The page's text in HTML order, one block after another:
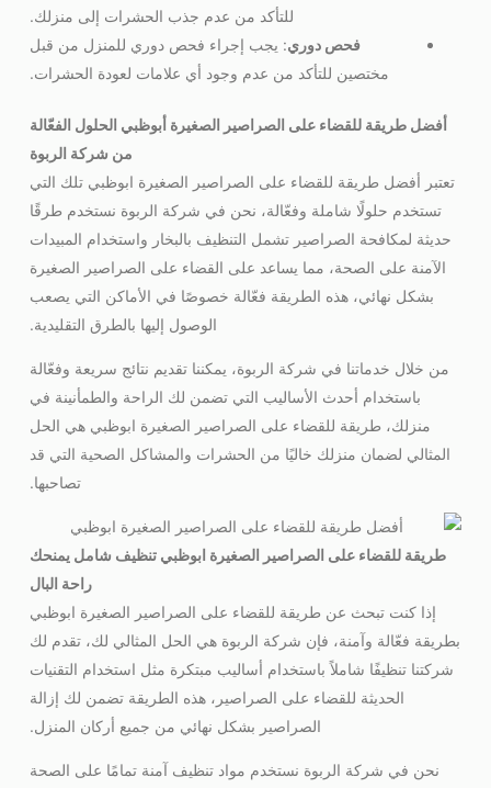
للتأكد من عدم جذب الحشرات إلى منزلك.
فحص دوري: يجب إجراء فحص دوري للمنزل من قبل
مختصين للتأكد من عدم وجود أي علامات لعودة الحشرات.
أفضل طريقة للقضاء على الصراصير الصغيرة أبوظبي الحلول الفعّالة
من شركة الربوة
تعتبر أفضل طريقة للقضاء على الصراصير الصغيرة ابوظبي تلك التي
تستخدم حلولًا شاملة وفعّالة، نحن في شركة الربوة نستخدم طرقًا
حديثة لمكافحة الصراصير تشمل التنظيف بالبخار واستخدام المبيدات
الآمنة على الصحة، مما يساعد على القضاء على الصراصير الصغيرة
بشكل نهائي، هذه الطريقة فعّالة خصوصًا في الأماكن التي يصعب
الوصول إليها بالطرق التقليدية.
من خلال خدماتنا في شركة الربوة، يمكننا تقديم نتائج سريعة وفعّالة
باستخدام أحدث الأساليب التي تضمن لك الراحة والطمأنينة في
منزلك، طريقة للقضاء على الصراصير الصغيرة ابوظبي هي الحل
المثالي لضمان منزلك خاليًا من الحشرات والمشاكل الصحية التي قد
تصاحبها.
طريقة للقضاء على الصراصير الصغيرة ابوظبي تنظيف شامل يمنحك
راحة البال
إذا كنت تبحث عن طريقة للقضاء على الصراصير الصغيرة ابوظبي
بطريقة فعّالة وآمنة، فإن شركة الربوة هي الحل المثالي لك، تقدم لك
شركتنا تنظيفًا شاملاً باستخدام أساليب مبتكرة مثل استخدام التقنيات
الحديثة للقضاء على الصراصير، هذه الطريقة تضمن لك إزالة
الصراصير بشكل نهائي من جميع أركان المنزل.
نحن في شركة الربوة نستخدم مواد تنظيف آمنة تمامًا على الصحة